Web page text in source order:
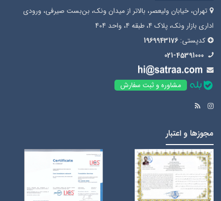
تهران، خیابان ولیعصر، بالاتر از میدان ونک، بن‌بست صیرفی، ورودی
اداری بازار ونک، پلاک 4، طبقه 4، واحد 404
کدپستی: 1969943176
021-45391000
مشاوره و ثبت سفارش
مجوزها و اعتبار